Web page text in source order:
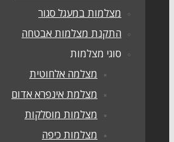
מצלמות במעגל סגור
התקנת מצלמות אבטחה
סוגי מצלמות
מצלמה אלחוטית
מצלמת אינפרא אדום
מצלמות מוסלקות
מצלמות כיפה